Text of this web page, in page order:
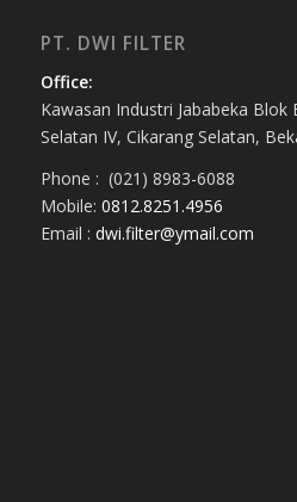
PT. DWI FILTER
Office:
Kawasan Industri Jababeka Blok
Selatan IV, Cikarang Selatan,
Phone : (021) 8983-6088
Mobile: 0812.8251.4956
Email : dwi.filter@ymail.com